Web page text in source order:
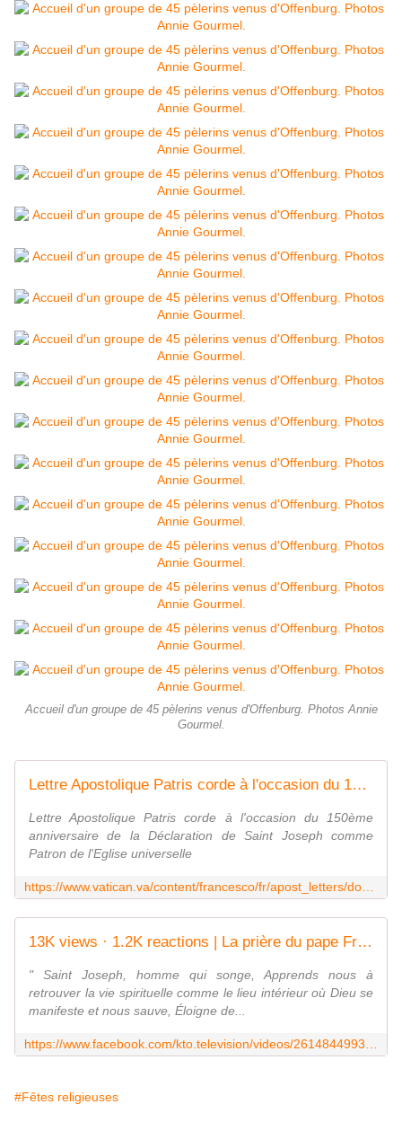
Accueil d'un groupe de 45 pèlerins venus d'Offenburg. Photos Annie
Gourmel.
Lettre Apostolique Patris corde à l'occasion du 150ème anniversaire de la Déclaration de Saint Joseph comme Patron de l'Eglise universelle (8 décembre 2020) | François
Lettre Apostolique Patris corde à l'occasion du 150ème
anniversaire de la Déclaration de Saint Joseph comme
Patron de l'Eglise universelle
13K views · 1.2K reactions | La prière du pape François à saint Joseph | " Saint Joseph, homme qui songe, Apprends nous à retrouver la vie spirituelle comme le lieu intérieur où Dieu se manifeste et nous sauve, Éloigne de... | By KTO Télévision Catholique | Facebook
" Saint Joseph, homme qui songe, Apprends nous à
retrouver la vie spirituelle comme le lieu intérieur où Dieu se
manifeste et nous sauve, Éloigne de...
#Fêtes religieuses